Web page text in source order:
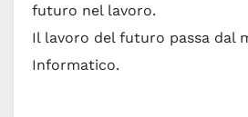
futuro nel lavoro.
Il lavoro del futuro passa dal
Informatico.